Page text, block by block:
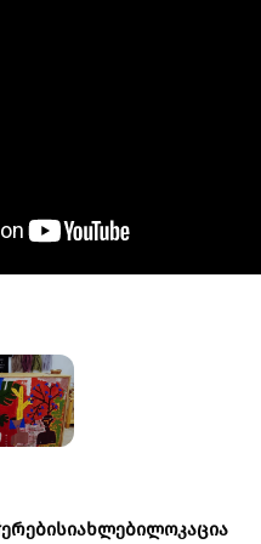
სიახლებილოკაცია